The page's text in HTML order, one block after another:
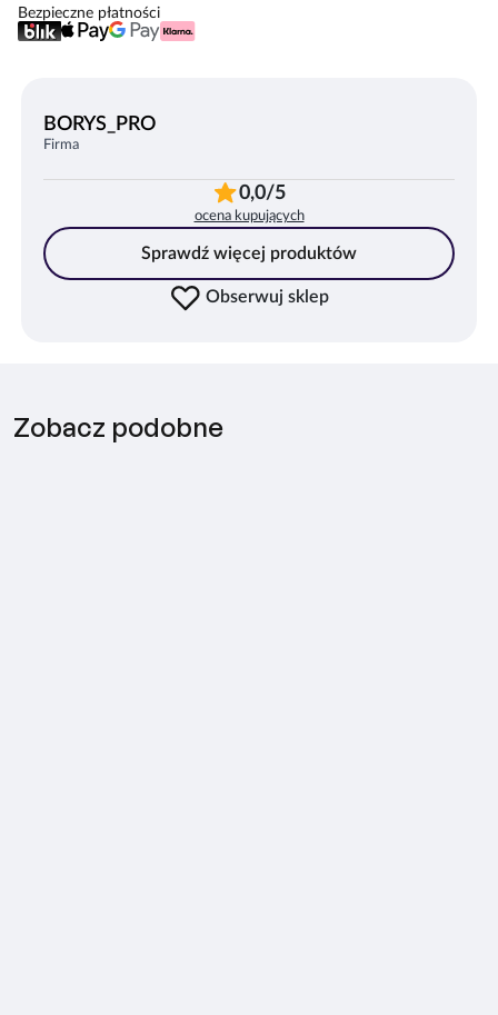
Bezpieczne płatności
BORYS_PRO
Firma
0,0/5
ocena kupujących
Sprawdź więcej produktów
Obserwuj sklep
Zobacz podobne